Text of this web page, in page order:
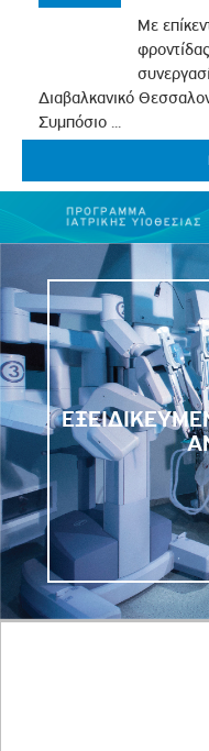
Με
Διαβαλκανικό
Συμπόσιο ...